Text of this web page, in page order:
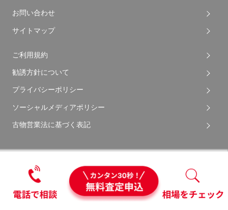
お問い合わせ
サイトマップ
ご利用規約
勧誘方針について
プライバシーポリシー
ソーシャルメディアポリシー
古物営業法に基づく表記